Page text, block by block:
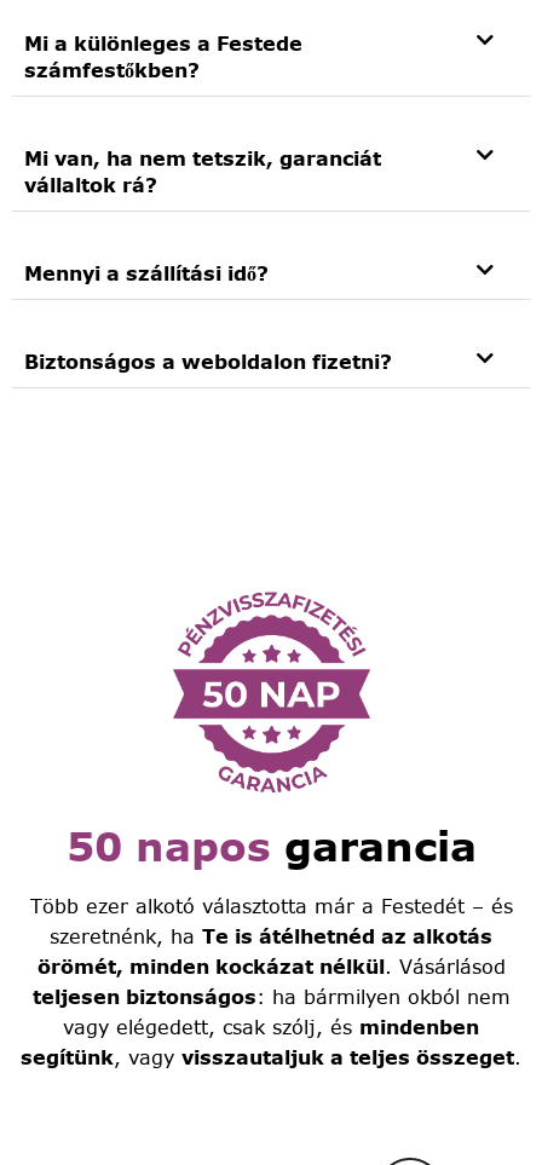
Mi a különleges a Festede
számfestőkben?
Mi van, ha nem tetszik, garanciát
vállaltok rá?
Mennyi a szállítási idő?
Biztonságos a weboldalon fizetni?
50 napos garancia
Több ezer alkotó választotta már a Festedét – és
szeretnénk, ha Te is átélhetnéd az alkotás
örömét, minden kockázat nélkül. Vásárlásod
teljesen biztonságos: ha bármilyen okból nem
vagy elégedett, csak szólj, és mindenben
segítünk, vagy visszautaljuk a teljes összeget.